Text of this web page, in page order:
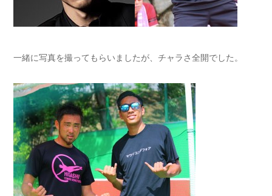
一緒に写真を撮ってもらいましたが、チャラさ全開でした。